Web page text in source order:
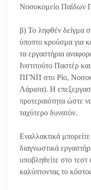
Νοσοκομείο Παίδων
β) Το ληφθέν δείγμα
ύποπτο κρούσμα για
τα εργαστήρια
Ινστιτούτο
ΠΓΝΠ στο Ρίο,
Λάρισα). Η
προτεραιότητα ώστε
ταχύτερο δυνατόν.
Εναλλακτικά
διαγνωστικά
υποβληθείτε στο τεστ
καλύπτοντας το